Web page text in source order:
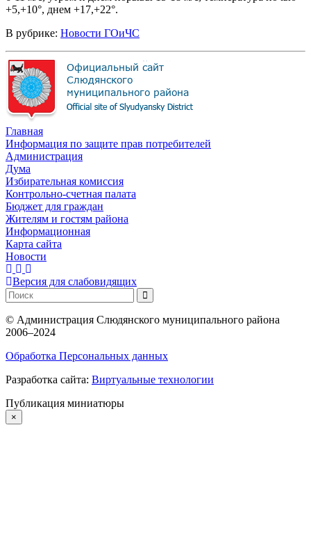
+5,+10°, днем +17,+22°.
В рубрике: Новости ГОиЧС
Главная
Информация по защите прав потребителей
Администрация
Дума
Избирательная комиссия
Контрольно-счетная палата
Бюджет для граждан
Жителям и гостям района
Информационная
Карта сайта
Новости
Версия для слабовидящих
© Администрация Слюдянского муниципального района
2006–2024
Обработка Персональных данных
Разработка сайта: Виртуальные технологии
Публикация миниатюры
×